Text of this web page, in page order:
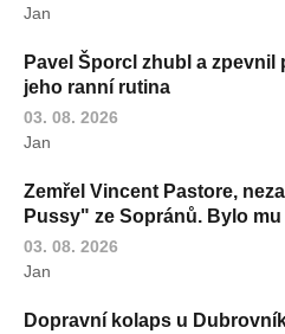
Jan
Pavel Šporcl zhubl a
jeho ranní rutina
03. 08. 2026
Jan
Zemřel Vincent Pastore,
Pussy" ze Sopránů. Bylo mu
03. 08. 2026
Jan
Dopravní kolaps u